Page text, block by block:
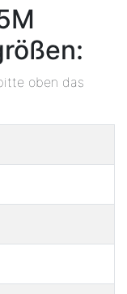
oben das